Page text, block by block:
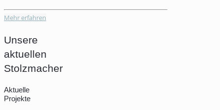
Mehr erfahren
Unsere
aktuellen
Stolzmacher
Aktuelle
Projekte